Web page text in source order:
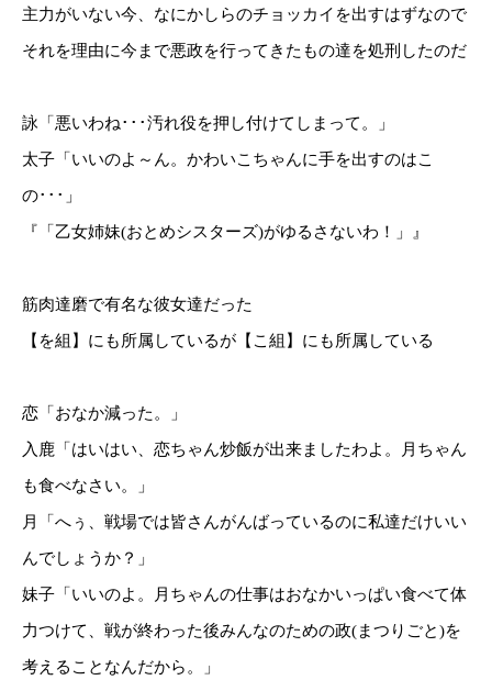
主力がいない今、なにかしらのチョッカイを出すはずなので
それを理由に今まで悪政を行ってきたもの達を処刑したのだ
詠「悪いわね･･･汚れ役を押し付けてしまって。」
太子「いいのよ～ん。かわいこちゃんに手を出すのはこ
の･･･」
『「乙女姉妹(おとめシスターズ)がゆるさないわ！」』
筋肉達磨で有名な彼女達だった
【を組】にも所属しているが【こ組】にも所属している
恋「おなか減った。」
入鹿「はいはい、恋ちゃん炒飯が出来ましたわよ。月ちゃん
も食べなさい。」
月「へぅ、戦場では皆さんがんばっているのに私達だけいい
んでしょうか？」
妹子「いいのよ。月ちゃんの仕事はおなかいっぱい食べて体
力つけて、戦が終わった後みんなのための政(まつりごと)を
考えることなんだから。」